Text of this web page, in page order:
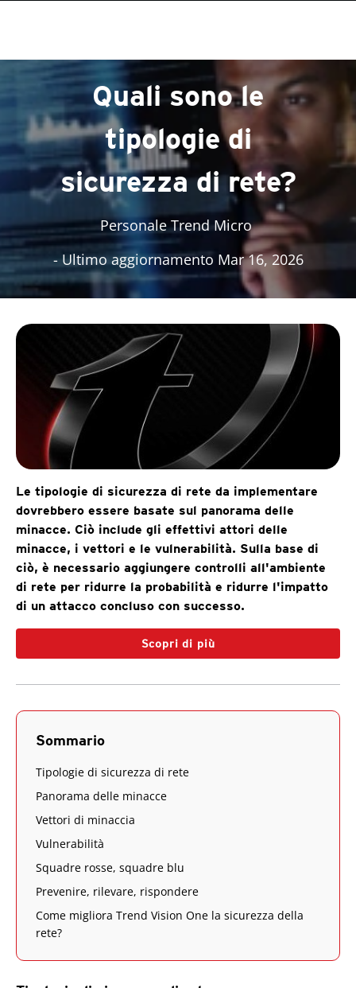
Quali sono le
tipologie di
sicurezza di rete?
Personale Trend Micro
- Ultimo aggiornamento Mar 16, 2026
Le tipologie di sicurezza di rete da implementare
dovrebbero essere basate sul panorama delle
minacce. Ciò include gli effettivi attori delle
minacce, i vettori e le vulnerabilità. Sulla base di
ciò, è necessario aggiungere controlli all'ambiente
di rete per ridurre la probabilità e ridurre l'impatto
di un attacco concluso con successo.
Scopri di più
Sommario
Tipologie di sicurezza di rete
Panorama delle minacce
Vettori di minaccia
Vulnerabilità
Squadre rosse, squadre blu
Prevenire, rilevare, rispondere
Come migliora Trend Vision One la sicurezza della
rete?
Products
Products